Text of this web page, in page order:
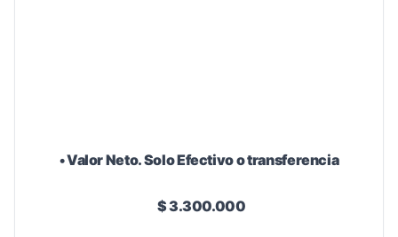
• Valor Neto. Solo Efectivo o transferencia
$ 3.300.000